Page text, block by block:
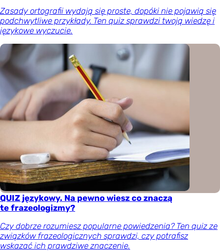
Zasady ortografii wydają się proste, dopóki nie pojawią się
podchwytliwe przykłady. Ten quiz sprawdzi twoją wiedzę i
językowe wyczucie.
QUIZ językowy. Na pewno wiesz co znaczą
te frazeologizmy?
Czy dobrze rozumiesz popularne powiedzenia? Ten quiz ze
związków frazeologicznych sprawdzi, czy potrafisz
wskazać ich prawdziwe znaczenie.